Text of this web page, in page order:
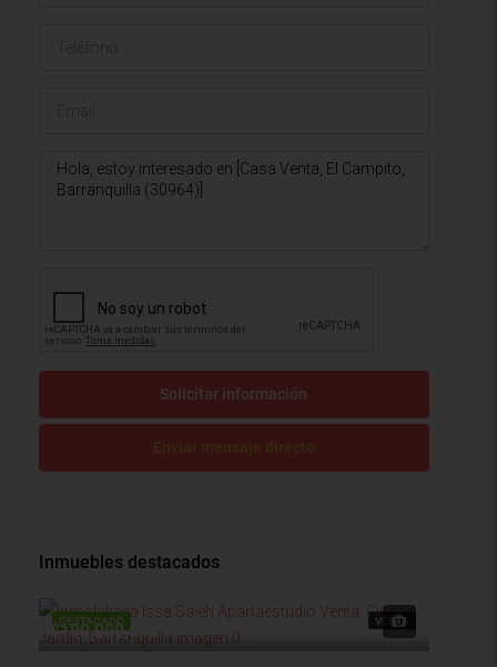
Solicitar información
Inmuebles destacados
DESTACADO VENTA
$190,000,000